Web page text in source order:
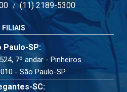
/(11) 2189-5300
FILIAIS
Paulo-SP:
7º andar - Pinheiros
- São Paulo-SP
SC: